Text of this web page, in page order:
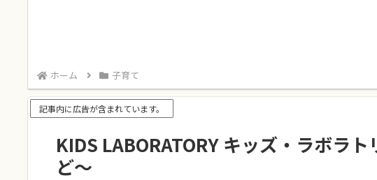
ホーム 子育て
記事内に広告が含まれています。
KIDS LABORATORY キッズ・ラボラ
ど〜